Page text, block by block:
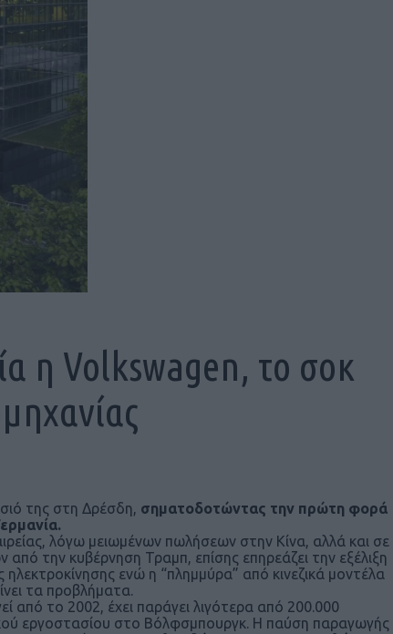
η Volkswagen, το σοκ
της στη Δρέσδη, σηματοδοτώντας την πρώτη φορά
λόγω μειωμένων πωλήσεων στην Κίνα, αλλά και σε
την κυβέρνηση Τραμπ, επίσης επηρεάζει την εξέλιξη
ενώ η “πλημμύρα” από κινεζικά μοντέλα
τα προβλήματα.
από το 2002, έχει παράγει λιγότερα από 200.000
εργοστασίου στο Βόλφσμπουργκ. Η παύση παραγωγής